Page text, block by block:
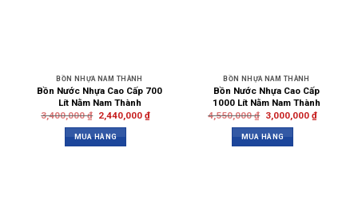
BỒN NHỰA NAM THÀNH
Bồn Nước Nhựa Cao Cấp 700
Lít Nằm Nam Thành
3,400,000₫ 2,440,000 ₫
MUA HÀNG
BỒN NHỰA NAM THÀNH
Bồn Nước Nhựa Cao Cấp
1000 Lít Nằm Nam Thành
4,550,000₫ 3,000,000 ₫
MUA HÀNG